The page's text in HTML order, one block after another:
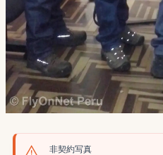
非契約写真